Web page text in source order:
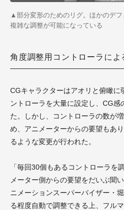
▲部分変形のためのリグ。ほかのデ
複雑な調整が可能になっている
角度調整用コントローラに
CGキャラクターはアオリと俯瞰に
ントローラを大量に設定し、CG
た。しかし、コントローラの数が
め、アニメーターからの要望もあ
るような変更が行われた。
「毎回30個もあるコントローラを
メーター側からの要望をだいぶ聞
ニメーションスーパーバイザー・
る程度自動で調整できる上、フル